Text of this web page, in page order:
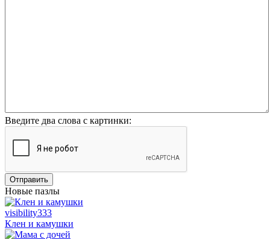
Введите два слова с картинки:
Отправить
Новые пазлы
visibility333
Клен и камушки